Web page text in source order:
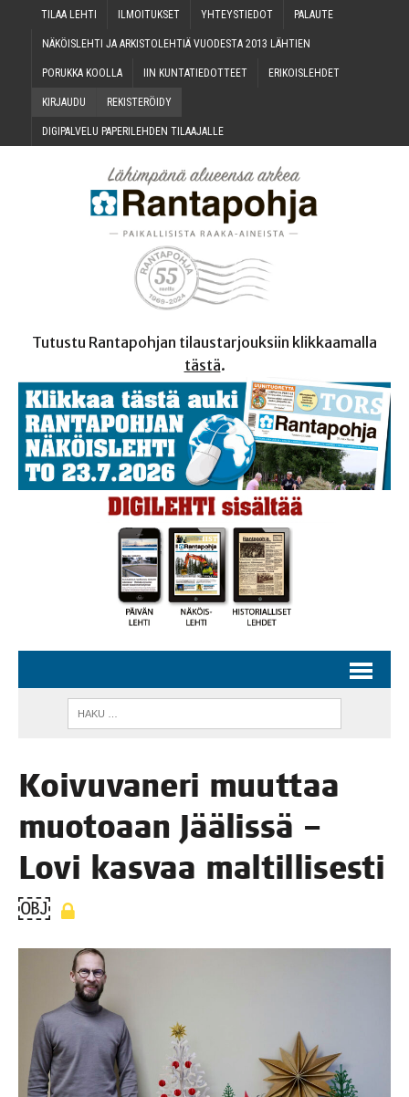
TILAA LEH­TI ILMOI­TUK­SET YHTEYS­TIE­DOT PALAU­TE
NÄKÖIS­LEH­TI JA ARKIS­TO­LEH­TIÄ VUO­DES­TA 2013 LÄHTIEN
PORUK­KA KOOLLA IIN KUN­TA­TIE­DOT­TEET ERI­KOIS­LEH­DET
KIR­JAU­DU REKIS­TE­RÖI­DY
DIGI­PAL­VE­LU PAPE­RI­LEH­DEN TILAAJALLE
Tutustu Rantapohjan tilaustarjouksiin klikkaamalla
tästä.
Koi­vu­va­ne­ri muut­taa
muo­to­aan Jää­lis­sä –
Lovi kas­vaa maltillisesti
￼